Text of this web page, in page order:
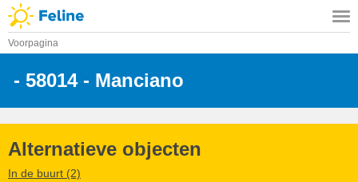
Voorpagina
- 58014 - Manciano
Alternatieve objecten
In de buurt (2)